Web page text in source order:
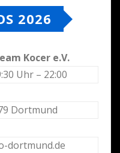
2026
Kocer e.V.
Uhr – 22:00
Dortmund
dortmund.de